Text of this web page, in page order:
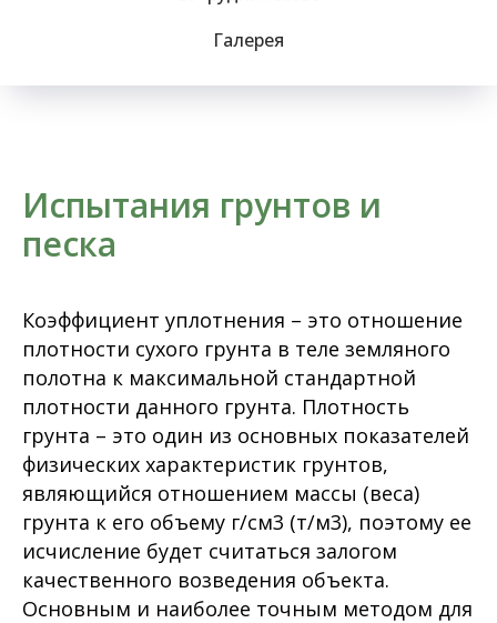
Галерея
Испытания грунтов и
песка
Коэффициент уплотнения – это отношение
плотности сухого грунта в теле земляного
полотна к максимальной стандартной
плотности данного грунта. Плотность
грунта – это один из основных показателей
физических характеристик грунтов,
являющийся отношением массы (веса)
грунта к его объему г/см3 (т/м3), поэтому ее
исчисление будет считаться залогом
качественного возведения объекта.
Основным и наиболее точным методом для